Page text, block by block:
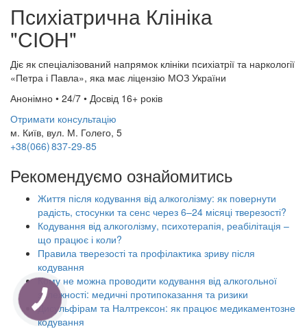
Психіатрична Клініка
"СІОН"
Діє як спеціалізований напрямок клініки психіатрії та наркології
«Петра і Павла», яка має ліцензію МОЗ України
Анонімно • 24/7 • Досвід 16+ років
Отримати консультацію
м. Київ, вул. М. Голего, 5
+38(066) 837-29-85
Рекомендуємо ознайомитись
Життя після кодування від алкоголізму: як повернути
радість, стосунки та сенс через 6–24 місяці тверезості?
Кодування від алкоголізму, психотерапія, реабілітація –
що працює і коли?
Правила тверезості та профілактика зриву після
кодування
Кому не можна проводити кодування від алкогольної
залежності: медичні протипоказання та ризики
Дисульфірам та Налтрексон: як працює медикаментозне
кодування